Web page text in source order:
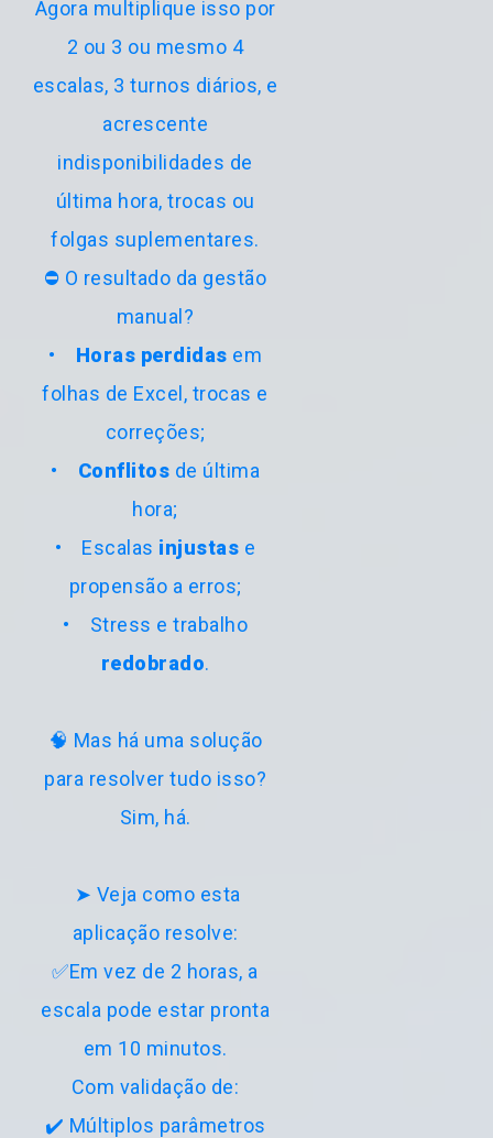
Agora multiplique isso por
2 ou 3 ou mesmo 4
escalas, 3 turnos diários, e
acrescente
indisponibilidades de
última hora, trocas ou
folgas suplementares.
⛔ O resultado da gestão
manual?
• Horas perdidas em
folhas de Excel, trocas e
correções;
• Conflitos de última
hora;
• Escalas injustas e
propensão a erros;
• Stress e trabalho
redobrado.
🧠 Mas há uma solução
para resolver tudo isso?
Sim, há.
➤ Veja como esta
aplicação resolve:
✅Em vez de 2 horas, a
escala pode estar pronta
em 10 minutos.
Com validação de:
✔️ Múltiplos parâmetros